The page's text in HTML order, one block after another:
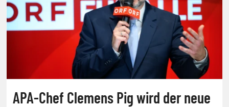
APA-Chef Clemens Pig wird der neue